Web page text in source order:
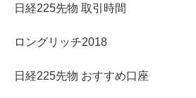
日経225先物 取引時間
ロングリッチ2018
日経225先物 おすすめ口座